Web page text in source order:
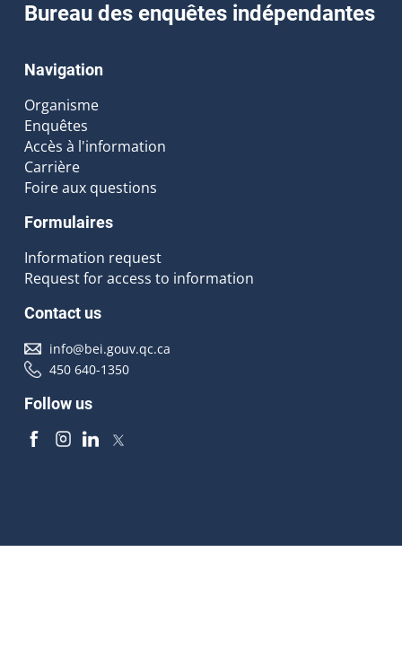
Bureau des enquêtes indépendantes
Navigation
Organisme
Enquêtes
Accès à l'information
Carrière
Foire aux questions
Formulaires
Information request
Request for access to information
Contact us
info@bei.gouv.qc.ca
450 640-1350
Follow us